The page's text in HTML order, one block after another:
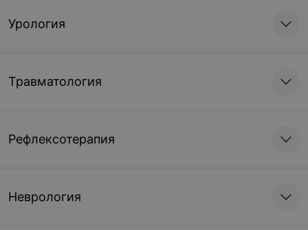
Урология
Травматология
Рефлексотерапия
Неврология